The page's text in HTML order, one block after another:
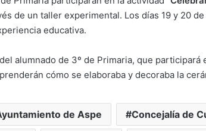
de un taller experimental. Los días 19 y 20
educativa.
alumnado de 3º de Primaria, que participará
cómo se elaboraba y decoraba la
de Aspe Concejalía de